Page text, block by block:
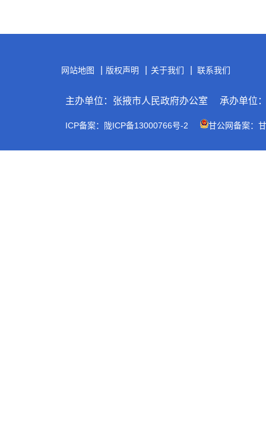
网站地图 版权声明 关于我们 联系我们
主办单位：张掖市人民政府办公室 承办单位
ICP备案：陇ICP备13000766号-2 甘公网备案：